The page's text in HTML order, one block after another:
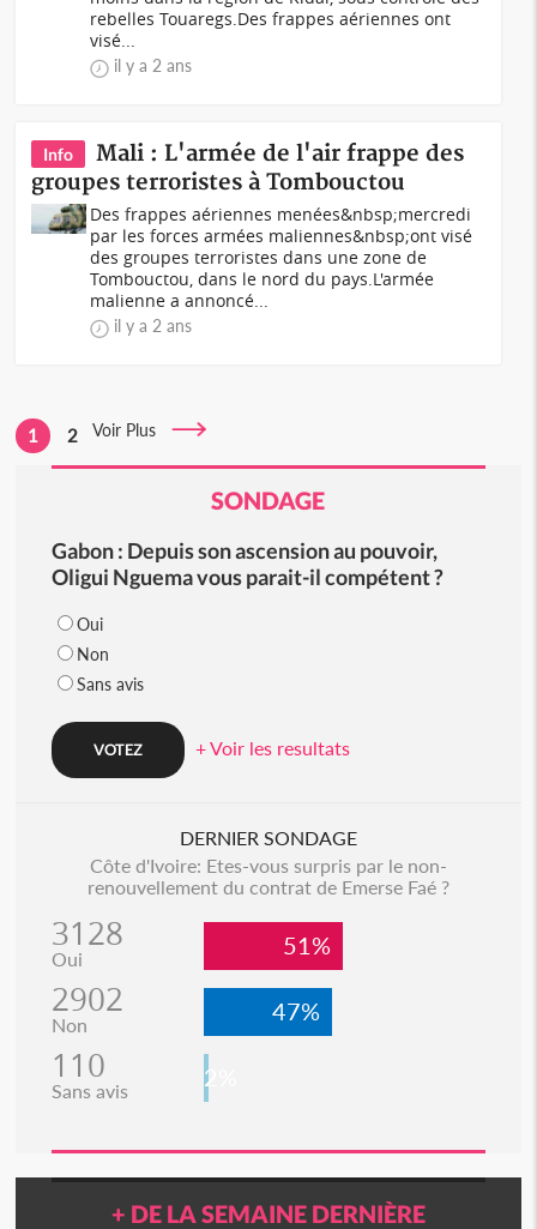
rebelles Touaregs.Des frappes aériennes ont
visé...
il y a 2 ans
Info
Mali : L'armée de l'air frappe des
groupes terroristes à Tombouctou
Des frappes aériennes menées&nbsp;mercredi
par les forces armées maliennes&nbsp;ont visé
des groupes terroristes dans une zone de
Tombouctou, dans le nord du pays.L'armée
malienne a annoncé...
il y a 2 ans
1 2 Voir Plus
SONDAGE
Gabon : Depuis son ascension au pouvoir,
Oligui Nguema vous parait-il compétent ?
Oui
Non
Sans avis
+ Voir les resultats
DERNIER SONDAGE
Côte d'Ivoire: Etes-vous surpris par le non-
renouvellement du contrat de Emerse Faé ?
3128
Oui 51%
2902
Non 47%
110
Sans avis 2%
+ DE LA SEMAINE DERNIÈRE